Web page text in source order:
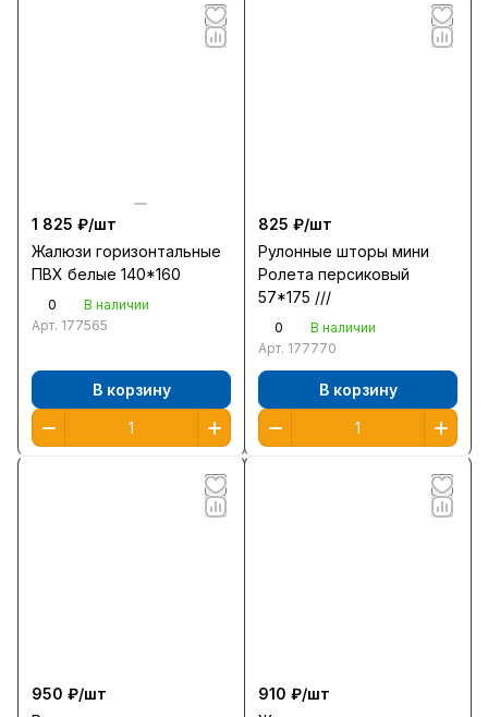
1 825 ₽/шт
Жалюзи горизонтальные
ПВХ белые 140*160
0
В наличии
Арт. 177565
В корзину
825 ₽/шт
Рулонные шторы мини
Ролета персиковый
57*175 ///
0
В наличии
Арт. 177770
В корзину
950 ₽/шт
910 ₽/шт